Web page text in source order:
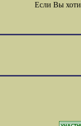
Если Вы